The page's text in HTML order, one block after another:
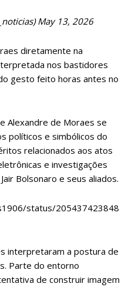
May 13, 2026
diretamente na
nos bastidores
gesto feito horas antes no
Alexandre de Moraes se
políticos e simbólicos do
relacionados aos atos
e investigações
Bolsonaro e seus aliados.
status/205437423848
interpretaram a postura de
Parte do entorno
de construir imagem